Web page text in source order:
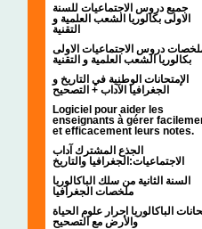
جميع دروس الاجتماعيات للسنة
الاولى بكالوريا الشعب العلمية و
التقنية
دروس الاجتماعيات الاولى
بكالوريا الشعب العلمية و التقنية
الإمتحانات الوطنية في التاريخ و
الجغرافيا الآداب + التصحيح
Logiciel pour aider les
enseignants à gérer
et efficacement leurs notes.
الجذع المشترك آداب
الاجتماعيات:الجغرافيا والتاريخ
السنة الثانية من سلك الباكالوريا
ملخصات الجغرافيا
الباكالوريا احرار علوم الحياة
والأرض مع التصحيح